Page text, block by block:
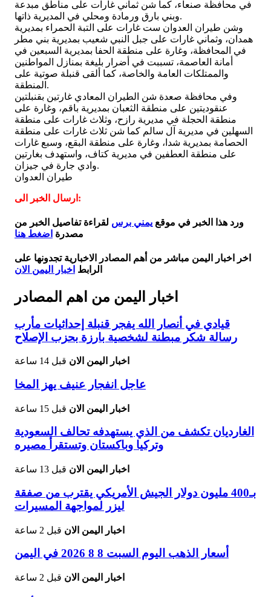
في محافظة صنعاء، كما شن ثماني غارات على مناطق مبدعة
وبني بارق ورمادة ومحلي في المديرية ذاتها.
وشن طيران العدوان ست غارات على التبة الحمراء بمديرية
همدان، وثماني غارات على جبل النبي شعيب بمديرية بني مطر
في المحافظة، وغارة على منطقة الحفا بمديرية السبعين في
أمانة العاصمة، تسببت في أضرار بليغة بمنازل المواطنين
والممتلكات العامة والخاصة، كما ألقى قنبلة صوتية على
المنطقة.
وفي محافظة صعدة شن الطيران المعادي غارتين بقنبلتين
عنقوديتين على منطقة الثعبان بمديرية باقم، وغارة على
منطقة الحجلة في مديرية رازح، وثلاث غارات على منطقة
السهلين في مديرية آل سالم كما شن ثلاث غارات على منطقة
الحصامة بمديرية شدا، وغارة على منطقة البقع، وسبع غارات
على منطقة العطفين في مديرية كتاف، واستهدف بغارتين
وادي جارة في جيزان.
طيران العدوان
ارسال الخبر الى:
ورد هذا الخبر في موقع يمني برس لقراءة تفاصيل الخبر من
مصدرة اضغط هنا
اخر اخبار اليمن مباشر من أهم المصادر الاخبارية تجدونها على
الرابط اخبار اليمن الان
اخبار اليمن من اهم المصادر
قيادي في أنصار الله يفجر قنبلة إحداثيات مأرب
رسالة شكر مبطنة لشخصية بارزة بحزب الإصلاح
اخبار اليمن الان قبل 14 ساعة
عاجل انفجار عنيف يهز المخا
اخبار اليمن الان قبل 15 ساعة
الغارديان تكشف من الذي يستهدفه تحالف السعودية
وتركيا وباكستان وتستقرأ مصيره
اخبار اليمن الان قبل 13 ساعة
بـ400 مليون دولار الجيش الأمريكي يقترب من صفقة
ليزر لمواجهة المسيرات
اخبار اليمن الان قبل 2 ساعة
أسعار الذهب اليوم السبت 8 8 2026 في اليمن
اخبار اليمن الان قبل 2 ساعة